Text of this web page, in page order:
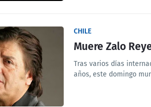
CHILE
Muere Zalo
Tras varios días
años, este domingo